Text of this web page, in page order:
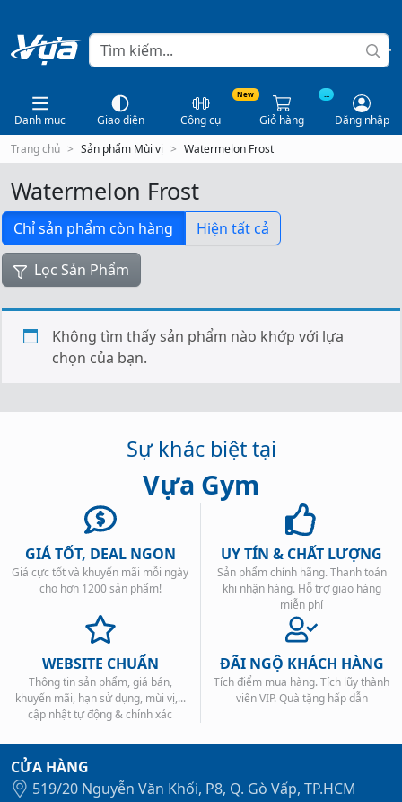
Danh mục Giao diện
New
Công cụ
...
Giỏ hàng
Đăng nhập
Trang chủ
Sản phẩm Mùi vị Watermelon Frost
Watermelon Frost
Chỉ sản phẩm còn hàng Hiện tất cả
Lọc Sản Phẩm
Không tìm thấy sản phẩm nào khớp với lựa
chọn của bạn.
Sự khác biệt tại
Vựa Gym
GIÁ TỐT, DEAL NGON
Giá cực tốt và khuyến mãi mỗi ngày
cho hơn 1200 sản phẩm!
UY TÍN & CHẤT LƯỢNG
Sản phẩm chính hãng. Thanh toán
khi nhận hàng. Hỗ trợ giao hàng
miễn phí
WEBSITE CHUẨN
Thông tin sản phẩm, giá bán,
khuyến mãi, hạn sử dụng, mùi vị,...
cập nhật tự động & chính xác
ĐÃI NGỘ KHÁCH HÀNG
Tích điểm mua hàng. Tích lũy thành
viên VIP. Quà tặng hấp dẫn
CỬA HÀNG
519/20 Nguyễn Văn Khối, P8, Q. Gò Vấp, TP.HCM